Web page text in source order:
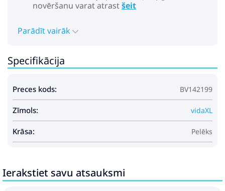
novēršanu varat atrastšeit
Parādīt vairāk
Specifikācija
Preces kods: BV142199
Zīmols: vidaXL
Krāsa: Pelēks
Ierakstiet savu atsauksmi